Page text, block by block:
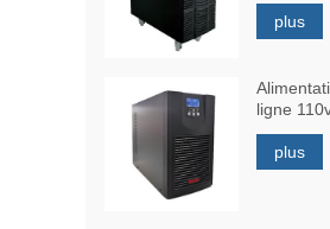
plus
ligne
plus